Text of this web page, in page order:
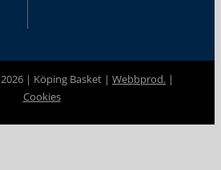
2026 | Köping Basket | Webbprod. |
Cookies